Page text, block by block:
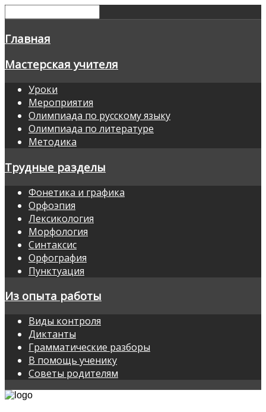
Главная
Мастерская учителя
Уроки
Мероприятия
Олимпиада по русскому языку
Олимпиада по литературе
Методика
Трудные разделы
Фонетика и графика
Орфоэпия
Лексикология
Морфология
Синтаксис
Орфография
Пунктуация
Из опыта работы
Виды контроля
Диктанты
Грамматические разборы
В помощь ученику
Советы родителям